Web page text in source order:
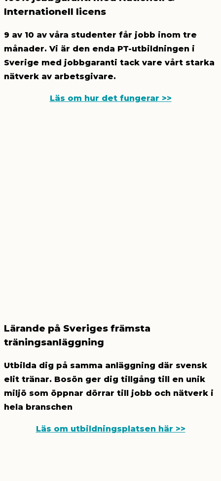
Internationell licens
9 av 10 av våra studenter får jobb inom tre
månader. Vi är den enda PT-utbildningen i
Sverige med jobbgaranti tack vare vårt starka
nätverk av arbetsgivare.
Läs om hur det fungerar >>
Lärande på Sveriges främsta
träningsanläggning
Utbilda dig på samma anläggning där svensk
elit tränar. Bosön ger dig tillgång till en unik
miljö som öppnar dörrar till jobb och nätverk i
hela branschen
Läs om utbildningsplatsen här >>